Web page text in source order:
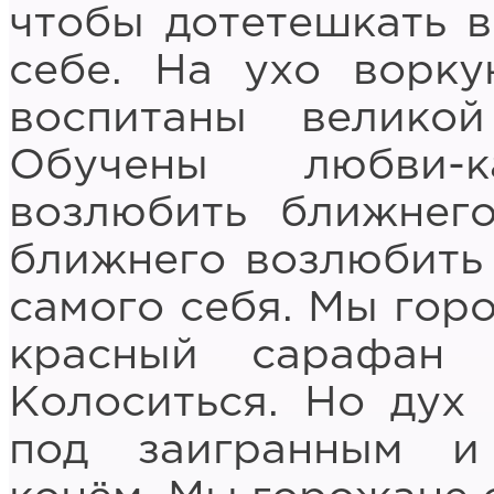
чтобы дотетешкать
себе. На ухо
воспитаны
Обучены
возлюбить
ближнего
самого себя. Мы
красный
Колоситься. Но
под заигранным